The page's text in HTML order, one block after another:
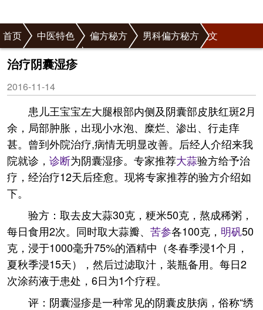
首页 中医特色 偏方秘方
男科偏方秘方
阴囊病偏方秘方
正文
治疗阴囊湿疹
2016-11-14
患儿王宝宝左大腿根部内侧及阴囊部皮肤红斑2月
余，局部肿胀，出现小水泡、糜烂、渗出、行走痒
甚。曾到外院治疗,病情无明显改善。后经人介绍来我
院就诊， 诊断为阴囊湿疹。专家推荐大蒜验方给予治
疗，经治疗12天后痊愈。现将专家推荐的验方介绍如
下。
验方：取去皮大蒜30克，粳米50克，熬成稀粥，
每日食用2次。同时取大蒜瓣、 苦参各100克， 明矾50
克，浸于1000毫升75%的酒精中（冬春季浸1个月，
夏秋季浸15天），然后过滤取汁，装瓶备用。每日2
次涂药液于患处，6日为1个疗程。
评：阴囊湿疹是一种常见的阴囊皮肤病，俗称“绣